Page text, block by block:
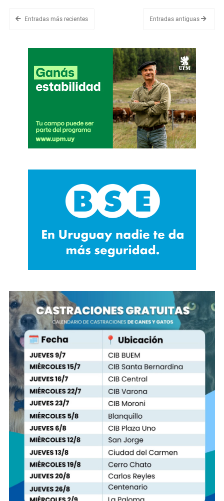
Entradas más recientes Entradas antiguas